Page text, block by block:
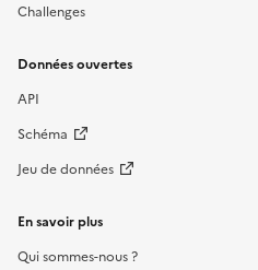
Challenges
Données ouvertes
API
Schéma
Jeu de données
En savoir plus
Qui sommes-nous ?